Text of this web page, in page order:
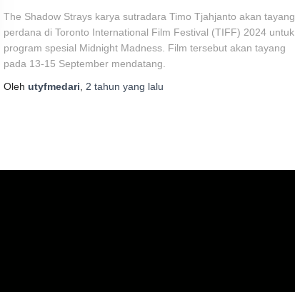
The Shadow Strays karya sutradara Timo Tjahjanto akan tayang
perdana di Toronto International Film Festival (TIFF) 2024 untuk
program spesial Midnight Madness. Film tersebut akan tayang
pada 13-15 September mendatang.
Oleh utyfmedari 2 tahun yang lalu